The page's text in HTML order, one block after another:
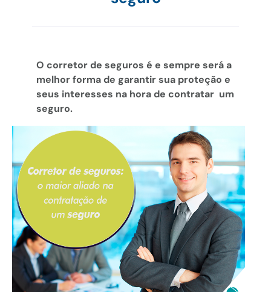
O corretor de seguros é e sempre será a
melhor forma de garantir sua proteção e
seus interesses na hora de contratar um
seguro.